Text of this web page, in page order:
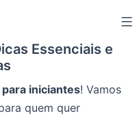
Essenciais e
para iniciantes! Vamos
quem quer